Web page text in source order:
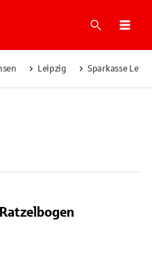
Suche
Leipzig Sparkasse